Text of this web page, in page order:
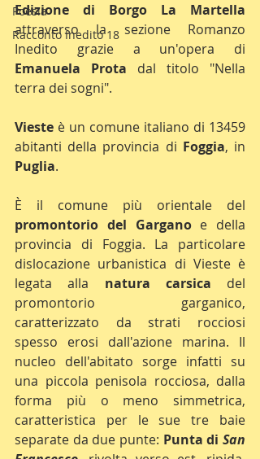
Poesia
Racconto Inedito 18
Edizione di Borgo La Martella
attraverso la sezione Romanzo
Emanuela Prota dal titolo "Nella
terra dei sogni".
Vieste è un comune italiano di 13459
abitanti della provincia di Foggia
Puglia.
promontorio del Gargano e della
provincia di Foggia. La particolare
dislocazione urbanistica di Vieste è
legata alla natura carsica del
promontorio garganico,
caratterizzato da strati rocciosi
spesso erosi dall'azione marina. Il
nucleo dell'abitato sorge infatti su
una piccola penisola rocciosa, dalla
forma più o meno simmetrica,
caratteristica per le sue tre baie
separate da due punte: Punta di San